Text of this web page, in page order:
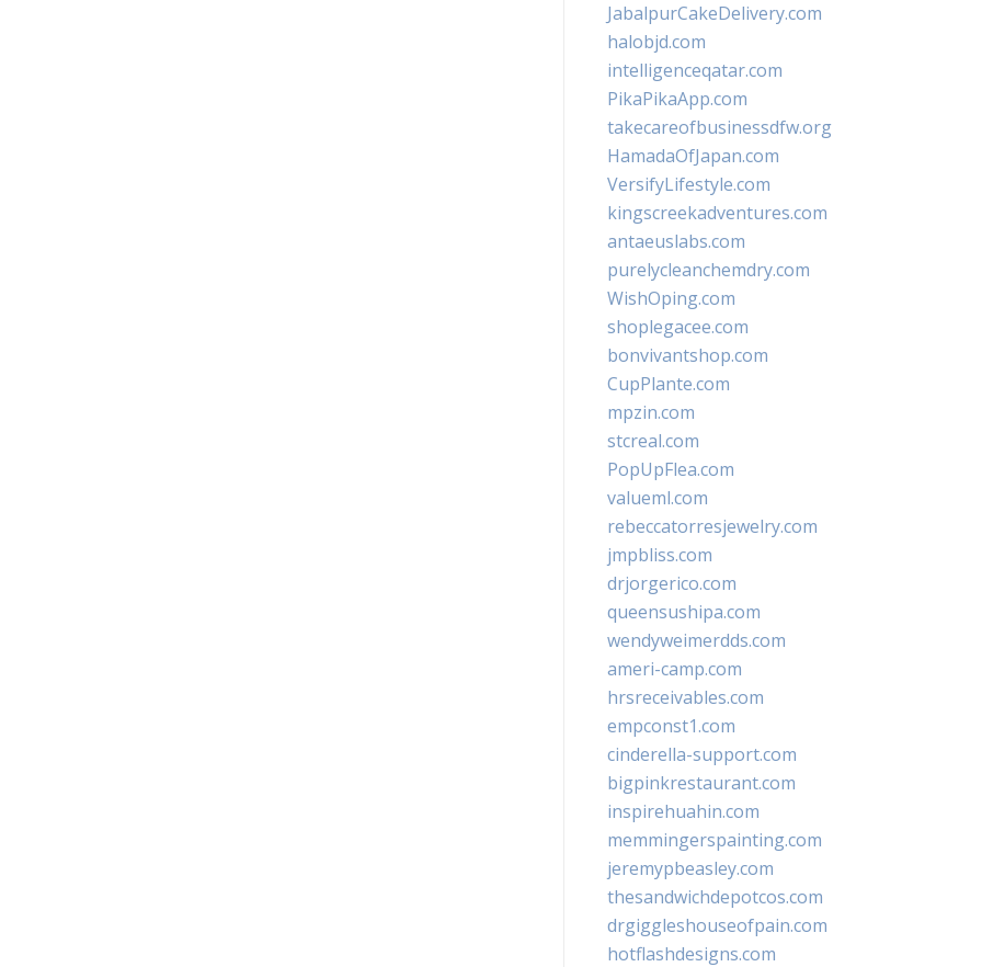
JabalpurCakeDelivery.com
halobjd.com
intelligenceqatar.com
PikaPikaApp.com
takecareofbusinessdfw.org
HamadaOfJapan.com
VersifyLifestyle.com
kingscreekadventures.com
antaeuslabs.com
purelycleanchemdry.com
WishOping.com
shoplegacee.com
bonvivantshop.com
CupPlante.com
mpzin.com
stcreal.com
PopUpFlea.com
valueml.com
rebeccatorresjewelry.com
jmpbliss.com
drjorgerico.com
queensushipa.com
wendyweimerdds.com
ameri-camp.com
hrsreceivables.com
empconst1.com
cinderella-support.com
bigpinkrestaurant.com
inspirehuahin.com
memmingerspainting.com
jeremypbeasley.com
thesandwichdepotcos.com
drgiggleshouseofpain.com
hotflashdesigns.com